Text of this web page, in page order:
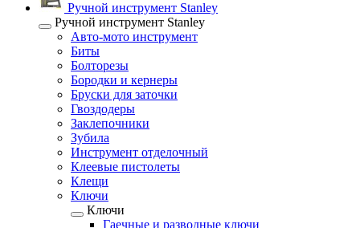
Ручной инструмент Stanley
Ручной инструмент Stanley
Авто-мото инструмент
Биты
Болторезы
Бородки и кернеры
Бруски для заточки
Гвоздодеры
Заклепочники
Зубила
Инструмент отделочный
Клеевые пистолеты
Клещи
Ключи
Ключи
Гаечные и разводные ключи